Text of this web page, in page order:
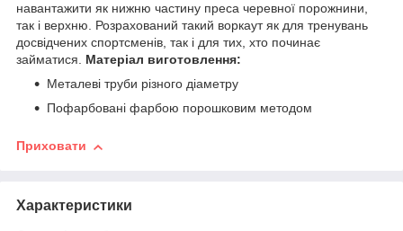
навантажити як нижню частину преса черевної порожнини,
так і верхню. Розрахований такий воркаут як для тренувань
досвідчених спортсменів, так і для тих, хто починає
займатися. Матеріал виготовлення:
Металеві труби різного діаметру
Пофарбовані фарбою порошковим методом
Приховати
Характеристики